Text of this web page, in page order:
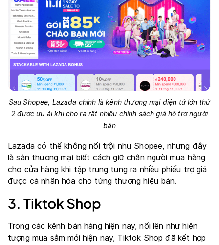
Sau Shopee, Lazada chính là kênh thương mại điện tử lớn thứ
2 được ưu ái khi cho ra rất nhiều chính sách giá hỗ trợ người
bán
Lazada có thể không nổi trội như Shopee, nhưng đây
là sàn thương mại biết cách giữ chân người mua hàng
cho cửa hàng khi tập trung tung ra nhiều phiếu trợ giá
được cá nhân hóa cho từng thương hiệu bán.
3. Tiktok Shop
Trong các kênh bán hàng hiện nay, nổi lên như hiện
tượng mua sắm mới hiện nay, Tiktok Shop đã kết hợp